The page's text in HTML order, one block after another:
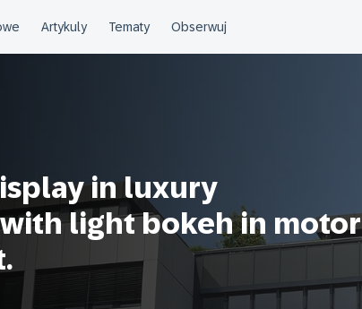
in luxury
light bokeh in motor